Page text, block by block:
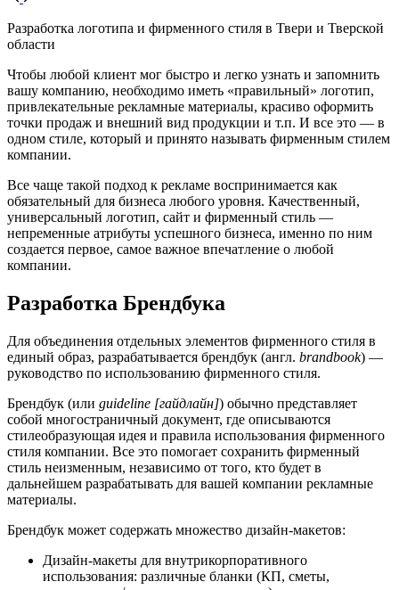
Разработка логотипа и фирменного стиля в Твери и Тверской
области
Чтобы любой клиент мог быстро и легко узнать и запомнить
вашу компанию, необходимо иметь «правильный» логотип,
привлекательные рекламные материалы, красиво оформить
точки продаж и внешний вид продукции и т.п. И все это — в
одном стиле, который и принято называть фирменным стилем
компании.
Все чаще такой подход к рекламе воспринимается как
обязательный для бизнеса любого уровня. Качественный,
универсальный логотип, сайт и фирменный стиль —
непременные атрибуты успешного бизнеса, именно по ним
создается первое, самое важное впечатление о любой
компании.
Разработка Брендбука
Для объединения отдельных элементов фирменного стиля в
единый образ, разрабатывается брендбук (англ. brandbook) —
руководство по использованию фирменного стиля.
Брендбук (или guideline [гайдлайн]) обычно представляет
собой многостраничный документ, где описываются
стилеобразующая идея и правила использования фирменного
стиля компании. Все это помогает сохранить фирменный
стиль неизменным, независимо от того, кто будет в
дальнейшем разрабатывать для вашей компании рекламные
материалы.
Брендбук может содержать множество дизайн-макетов:
Дизайн-макеты для внутрикорпоративного
использования: различные бланки (КП, сметы,